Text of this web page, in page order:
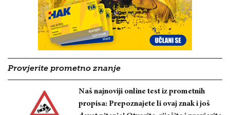
Provjerite prometno znanje
Naš najnoviji online test iz prometnih
propisa: Prepoznajete li ovaj znak i još